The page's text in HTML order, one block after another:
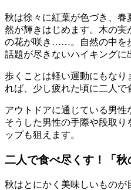
秋は徐々に紅葉が色づき、春
然が輝きはじめます。木の
の花が咲き……。自然の中を
話題が尽きないハイキングに
歩くことは軽い運動にもな
れば、少し疲れた頃に二人で
アウトドアに通じている男
そうした男性の手際や段取
ップも狙えます。
二人で食べ尽くす！「
秋はとにかく美味しいもの